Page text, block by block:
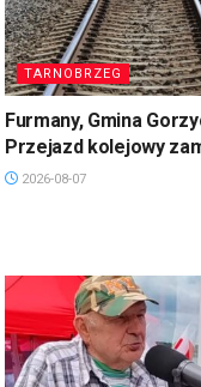
TARNOBRZEG
Furmany, Gmina
Przejazd kolejowy
2026-08-07